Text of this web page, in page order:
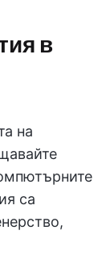
в
на
са